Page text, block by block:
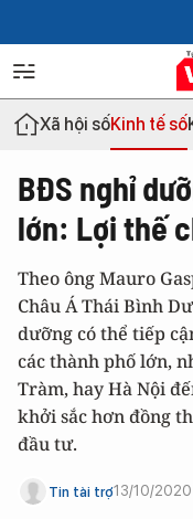
Xã hội sốKinh tế số
BĐS nghỉ
lớn: Lợi thế
Theo ông Mauro
Châu Á Thái Bình
dưỡng có thể tiếp
các thành phố lớn,
Tràm, hay Hà Nội
khởi sắc hơn đồng
đầu tư.
Tin tài trợ13/10/2020